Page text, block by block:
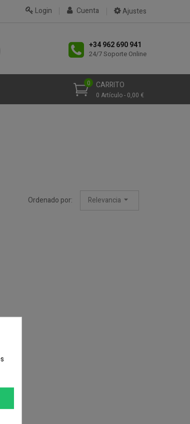
Ajustes
Cuenta
Login
+34 962 690 941
24/7 Soporte Online
CARRITO
0 Artículo - 0,00 €
0
Ordenado por: Relevancia